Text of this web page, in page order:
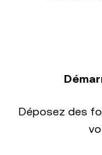
Déposez des